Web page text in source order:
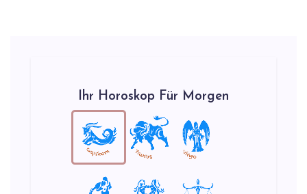
Ihr Horoskop Für Morgen